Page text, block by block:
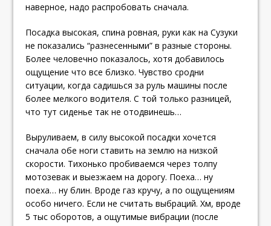
наверное, надо распробовать сначала.
Посадка высокая, спина ровная, руки как на Сузуки
не показались “разнесенными” в разные стороны.
Более человечно показалось, хотя добавилось
ощущение что все близко. Чувство сродни
ситуации, когда садишься за руль машины после
более мелкого водителя. С той только разницей,
что тут сиденье так не отодвинешь…
Выруливаем, в силу высокой посадки хочется
сначала обе ноги ставить на землю на низкой
скорости. Тихонько пробиваемся через толпу
мотозевак и выезжаем на дорогу. Поеха… ну
поеха… ну блин. Вроде газ кручу, а по ощущениям
особо ничего. Если не считать выбраций. Хм, вроде
5 тыс оборотов, а ощутимые вибрации (после